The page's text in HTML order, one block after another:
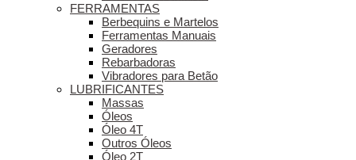
FERRAMENTAS
Berbequins e Martelos
Ferramentas Manuais
Geradores
Rebarbadoras
Vibradores para Betão
LUBRIFICANTES
Massas
Óleos
Óleo 4T
Outros Óleos
Óleo 2T